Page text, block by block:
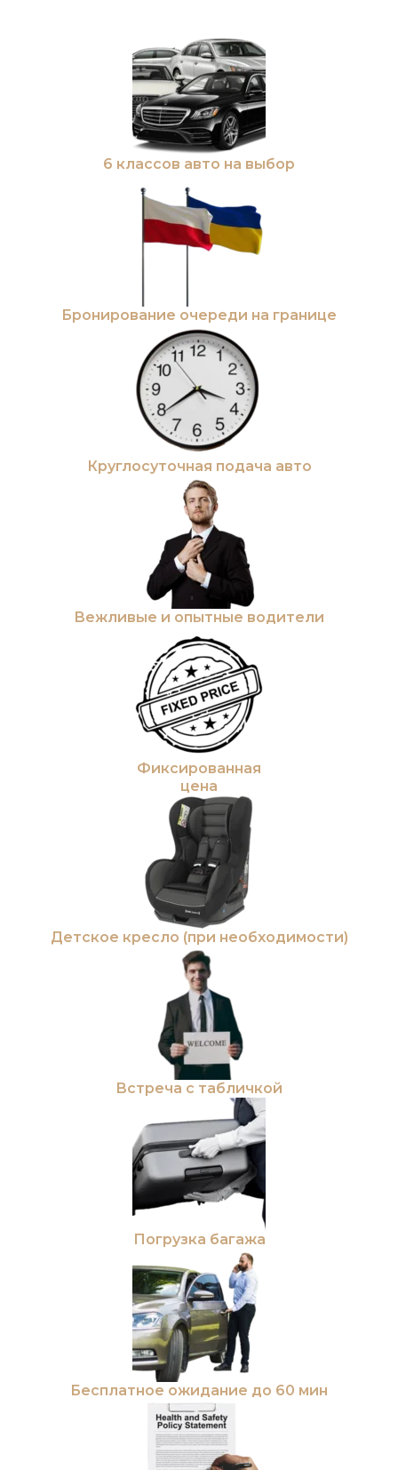
6 классов авто на выбор
Бронирование очереди на границе
Круглосуточная подача авто
Вежливые и опытные водители
Фиксированная
цена
Детское кресло (при необходимости)
Встреча с табличкой
Погрузка багажа
Бесплатное ожидание до 60 мин